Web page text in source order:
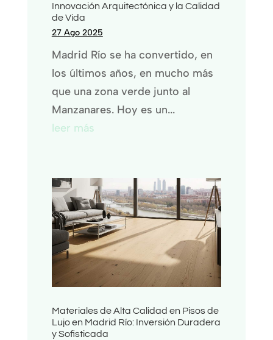
Innovación Arquitectónica y la Calidad
de Vida
27 Ago 2025
Madrid Río se ha convertido, en
los últimos años, en mucho más
que una zona verde junto al
Manzanares. Hoy es un...
leer más
Materiales de Alta Calidad en Pisos de
Lujo en Madrid Río: Inversión Duradera
y Sofisticada